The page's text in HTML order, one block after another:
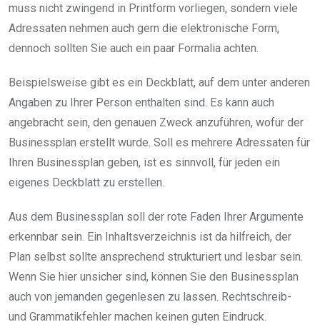
muss nicht zwingend in Printform vorliegen, sondern viele
Adressaten nehmen auch gern die elektronische Form,
dennoch sollten Sie auch ein paar Formalia achten.
Beispielsweise gibt es ein Deckblatt, auf dem unter anderen
Angaben zu Ihrer Person enthalten sind. Es kann auch
angebracht sein, den genauen Zweck anzuführen, wofür der
Businessplan erstellt wurde. Soll es mehrere Adressaten für
Ihren Businessplan geben, ist es sinnvoll, für jeden ein
eigenes Deckblatt zu erstellen.
Aus dem Businessplan soll der rote Faden Ihrer Argumente
erkennbar sein. Ein Inhaltsverzeichnis ist da hilfreich, der
Plan selbst sollte ansprechend strukturiert und lesbar sein.
Wenn Sie hier unsicher sind, können Sie den Businessplan
auch von jemanden gegenlesen zu lassen. Rechtschreib-
und Grammatikfehler machen keinen guten Eindruck.